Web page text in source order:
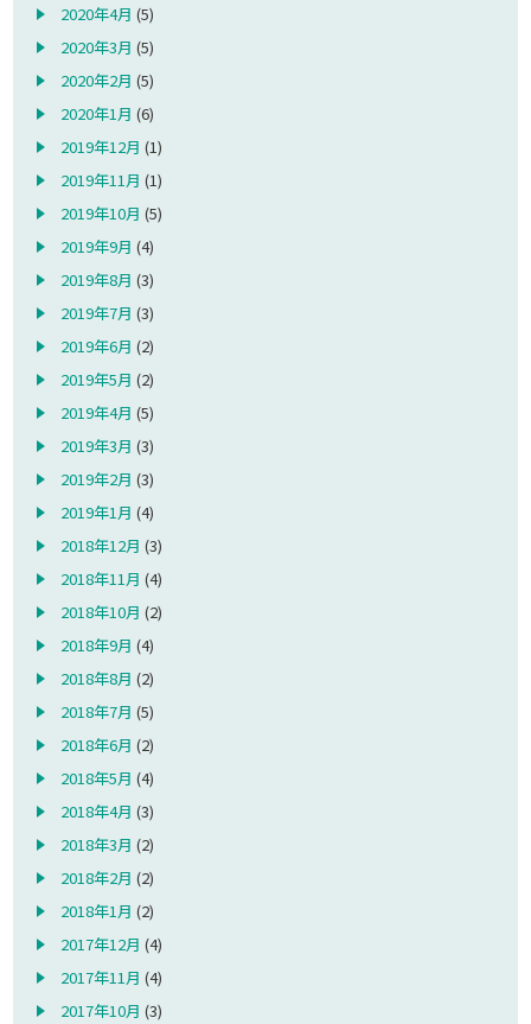
2020年4月 (5)
2020年3月 (5)
2020年2月 (5)
2020年1月 (6)
2019年12月 (1)
2019年11月 (1)
2019年10月 (5)
2019年9月 (4)
2019年8月 (3)
2019年7月 (3)
2019年6月 (2)
2019年5月 (2)
2019年4月 (5)
2019年3月 (3)
2019年2月 (3)
2019年1月 (4)
2018年12月 (3)
2018年11月 (4)
2018年10月 (2)
2018年9月 (4)
2018年8月 (2)
2018年7月 (5)
2018年6月 (2)
2018年5月 (4)
2018年4月 (3)
2018年3月 (2)
2018年2月 (2)
2018年1月 (2)
2017年12月 (4)
2017年11月 (4)
2017年10月 (3)